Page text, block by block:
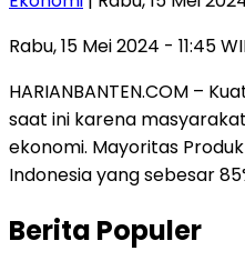
Rabu, 15 Mei 2024 - 11:45
HARIANBANTEN.COM –
saat ini karena
ekonomi. Mayoritas
Indonesia yang sebesar
Berita Populer